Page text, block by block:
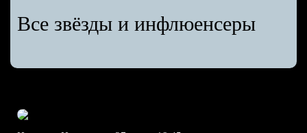
Все звёзды и инфлюенсеры